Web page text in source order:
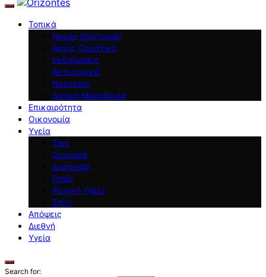
Τοπικά
Νομός Καστοριάς
Άργος Ορεστικό
Εκδηλώσεις
Αστυνομικά
Νεστόριο
Δυτική Μακεδονία
Επικαιρότητα
Οικονομία
Υγεία
Tips
Ομορφιά
Διατροφή
Παιδί
Ψυχική Υγεία
Σπίτι
Απόψεις
Διεθνή
Υγεία
Search for: